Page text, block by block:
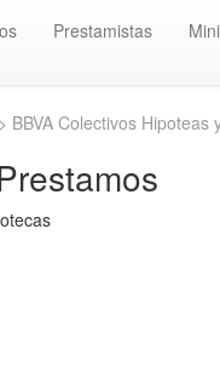
Prestamistas
> BBVA Colectivos Hipoteas